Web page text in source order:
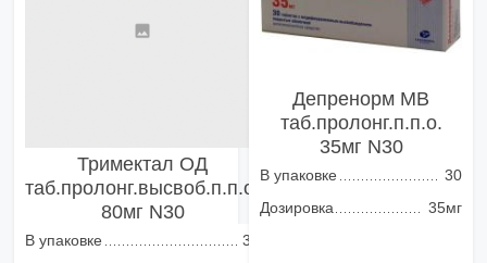
Тримектал ОД
таб.пролонг.высвоб.п.п.о.
80мг N30
В упаковке
30
Депренорм МВ
таб.пролонг.п.п.о.
35мг N30
В упаковке
30
Дозировка
35мг